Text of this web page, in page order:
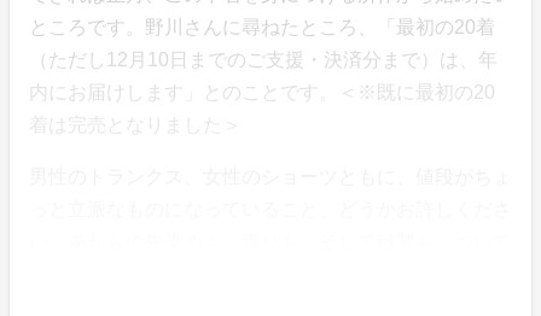
ところです。野川さんに尋ねたところ、「最初の20着
（ただし12月10日までのご支援・決済分まで）は、年
内にお届けします」とのことです。＜※既に最初の20
着は完売となりました＞